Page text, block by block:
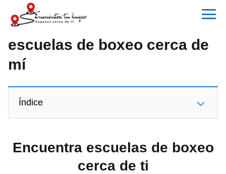
escuelas de boxeo cerca de
mí
Índice
Encuentra escuelas de boxeo
cerca de ti